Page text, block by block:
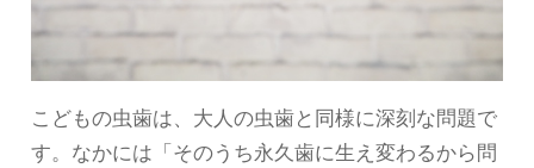
こどもの虫歯は、大人の虫歯と同様に深刻な問題で
す。なかには「そのうち永久歯に生え変わるから問